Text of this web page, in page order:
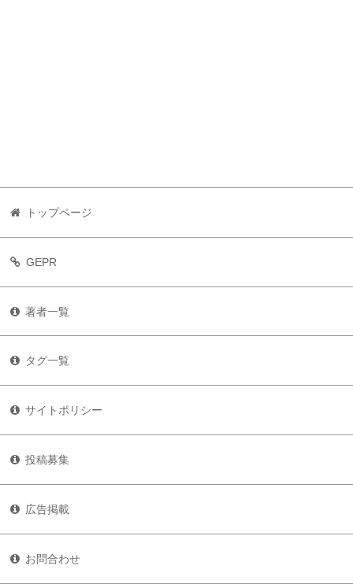
トップページ
GEPR
著者一覧
タグ一覧
サイトポリシー
投稿募集
広告掲載
お問合わせ